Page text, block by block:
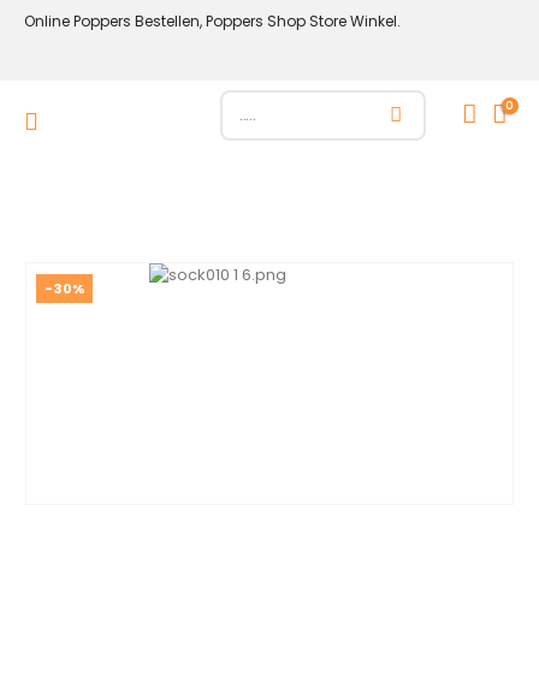
Online Poppers Bestellen, Poppers Shop Store Winkel.
0
-30%